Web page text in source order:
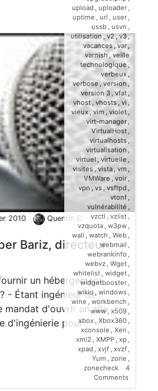
2010 Quentin C.
Bariz, directeur
un hébergement
- Étant ingénieur de
mandat d'ouvrir un site
d'ingénierie pour
upload , uploader ,
uptime , url , user ,
ussb , usvn ,
utilisation,v2,v3,
vacances , var,
varnish , veille
technologique ,
verbeux ,
verbose ,version,
version 3 ,vfat ,
vhost , vhosts , vi ,
vieux , vim , violet,
virt-manager ,
VirtualHost ,
virtualhosts ,
virtualisation ,
virtuel, virtuelle ,
visites , vista , vm ,
VMWare , voir ,
vpn , vs , vsftpd ,
vtonf ,
vulnérabilité ,
vzctl , vzlist ,
vzquota , w3pw ,
wall , watch , Web ,
webmail ,
webrankinfo ,
webvz , Wget ,
whitelist , widget ,
widgetbooster ,
wikio, windows ,
wine , workbench ,
www, x509 ,
xbox , Xbox360 ,
xconsole , Xen ,
xml2 , XMPP , xp ,
xpad , xvjf , xvzf ,
Yum , zone ,
zonecheck
4
Commentson
Interview